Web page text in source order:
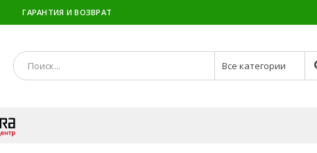
ГАРАНТИЯ И ВОЗВРАТ